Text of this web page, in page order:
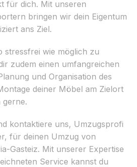
für dich. Mit unseren
bringen wir dein Eigentum
ans Ziel.
stressfrei wie möglich zu
zudem einen umfangreichen
und Organisation des
deiner Möbel am Zielort
kontaktiere uns, Umzugsprofi
für deinen Umzug von
Gasteiz. Mit unserer Expertise
Service kannst du